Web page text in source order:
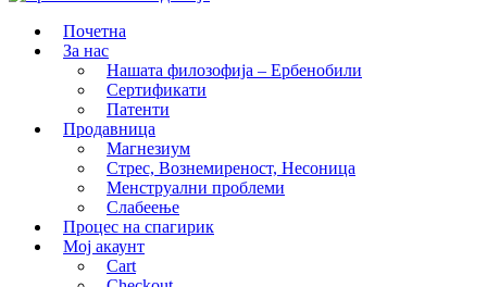
Почетна
За нас
Нашата филозофија – Ербенобили
Сертификати
Патенти
Продавница
Магнезиум
Стрес, Вознемиреност, Несоница
Менструални проблеми
Слабеење
Процес на спагирик
Мој акаунт
Cart